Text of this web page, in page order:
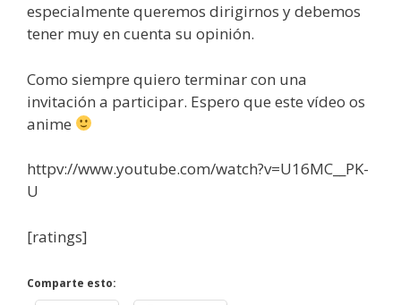
especialmente queremos dirigirnos y debemos
tener muy en cuenta su opinión.
Como siempre quiero terminar con una
invitación a participar. Espero que este vídeo os
anime
httpv://www.youtube.com/watch?v=U16MC__PK-
U
[ratings]
Comparte esto: